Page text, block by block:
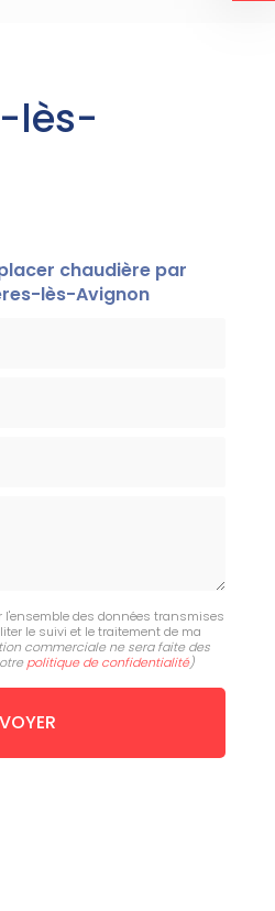
lès-
chaudière par
lès-Avignon
l'ensemble des données transmises
le suivi et le traitement de ma
commerciale ne sera faite des
politique de confidentialité)